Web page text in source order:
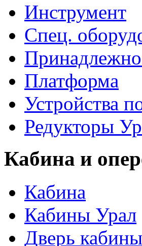
Инструмент
Спец.
Платформа
Устройства
Редукторы
Кабина и
Кабина
Кабины Урал
Дверь кабины